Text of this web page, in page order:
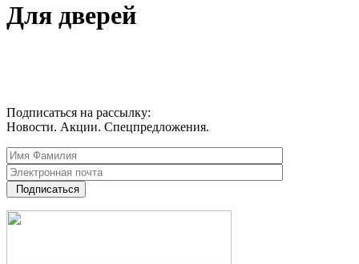
Для дверей
Подписаться на рассылку:
Новости. Акции. Спецпредложения.
Подписаться